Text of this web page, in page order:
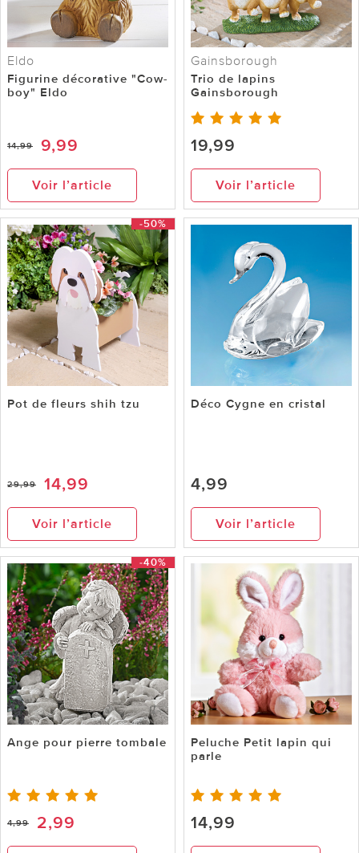
Eldo
Figurine décorative "Cow-
boy" Eldo
14,99 9,99
Voir l’article
Gainsborough
Trio de lapins
Gainsborough
19,99
Voir l’article
-50%
Pot de fleurs shih tzu
29,99 14,99
Voir l’article
Déco Cygne en cristal
4,99
Voir l’article
-40%
Ange pour pierre tombale
4,99 2,99
Peluche Petit lapin qui
parle
14,99